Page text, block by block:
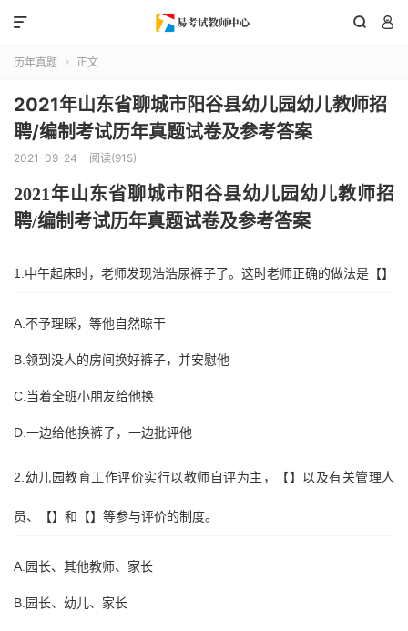
 

历年真题  正文
2021年山东省聊城市阳谷县幼儿园幼儿教师招
聘/编制考试历年真题试卷及参考答案
2021-09-24 阅读(915)
2021 年山东省聊城市阳谷县幼儿园幼儿教师招
聘/编制考试历年真题试卷及参考答案
1.中午起床时，老师发现浩浩尿裤子了。这时老师正确的做法是【】
A.不予理睬，等他自然晾干
B.领到没人的房间换好裤子，并安慰他
C.当着全班小朋友给他换
D.一边给他换裤子，一边批评他
2.幼儿园教育工作评价实行以教师自评为主，【】以及有关管理人
员、【】和【】等参与评价的制度。
A.园长、其他教师、家长
B.园长、幼儿、家长